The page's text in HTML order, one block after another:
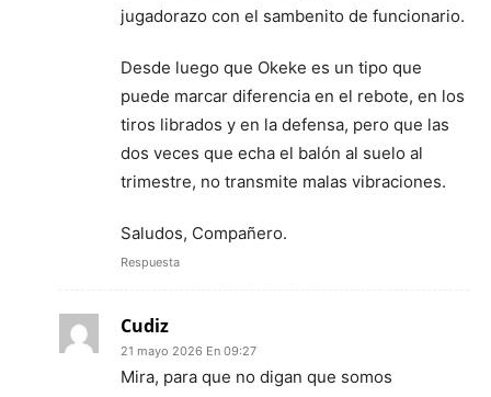
jugadorazo con el sambenito de funcionario.
Desde luego que Okeke es un tipo que
puede marcar diferencia en el rebote, en los
tiros librados y en la defensa, pero que las
dos veces que echa el balón al suelo al
trimestre, no transmite malas vibraciones.
Saludos, Compañero.
Respuesta
Cudiz
21 mayo 2026 En 09:27
Mira, para que no digan que somos